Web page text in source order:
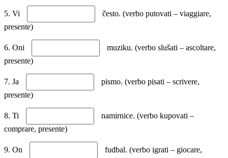
5. Vi
često. (verbo putovati – viaggiare,
presente)
6. Oni
muziku. (verbo slušati – ascoltare,
presente)
7. Ja
pismo. (verbo pisati – scrivere,
presente)
8. Ti
namirnice. (verbo kupovati –
comprare, presente)
9. On
fudbal. (verbo igrati – giocare,